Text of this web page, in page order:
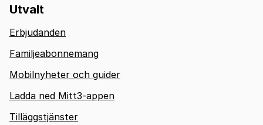
Utvalt
Erbjudanden
Familjeabonnemang
Mobilnyheter och guider
Ladda ned Mitt3-appen
Tilläggstjänster